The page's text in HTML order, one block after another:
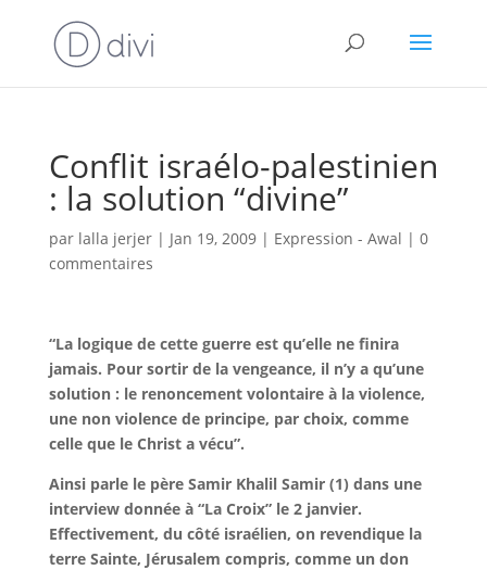
Conflit israélo-palestinien
: la solution “divine”
par lalla jerjer| Jan 19, 2009| Expression - Awal | 0
commentaires
“La logique de cette guerre est qu’elle ne finira
jamais. Pour sortir de la vengeance, il n’y a qu’une
solution : le renoncement volontaire à la violence,
une non violence de principe, par choix, comme
celle que le Christ a vécu”.
Ainsi parle le père Samir Khalil Samir (1) dans une
interview donnée à “La Croix” le 2 janvier.
Effectivement, du côté israélien, on revendique la
terre Sainte, Jérusalem compris, comme un don